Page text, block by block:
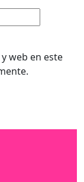
web en este